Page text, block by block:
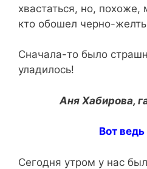
хвастаться, но,
кто обошел черно-
Сначала-то было
уладилось!
Аня Хабирова,
Вот
Сегодня утром у нас